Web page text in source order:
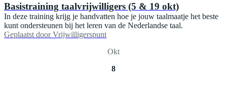
Basistraining taalvrijwilligers (5 & 19 okt)
In deze training krijg je handvatten hoe je jouw taalmaatje het beste
kunt ondersteunen bij het leren van de Nederlandse taal.
Geplaatst door Vrijwilligerspunt
Okt
8